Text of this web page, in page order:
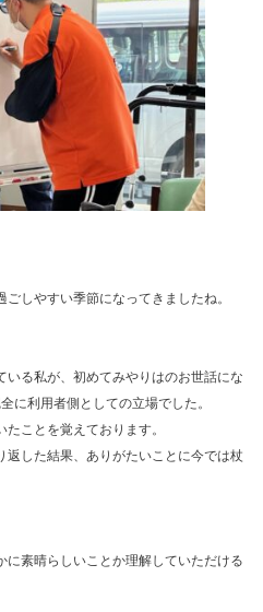
しやすい季節になってきましたね。
る私が、初めてみやりはのお世話にな
に利用者側としての立場でした。
ことを覚えております。
した結果、ありがたいことに今では杖
素晴らしいことか理解していただける